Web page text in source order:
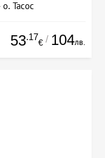
Тасос
53.17
€ / 104лв.